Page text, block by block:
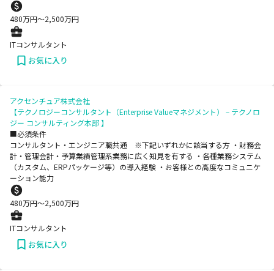
480万円〜2,500万円
ITコンサルタント
お気に入り
アクセンチュア株式会社
【テクノロジーコンサルタント（Enterprise Valueマネジメント） – テクノロ
ジー コンサルティング本部 】
■必須条件
コンサルタント・エンジニア職共通 ※下記いずれかに該当する方 ・財務会
計・管理会計・予算業績管理系業務に広く知見を有する ・各種業務システム
（カスタム、ERPパッケージ等）の導入経験 ・お客様との高度なコミュニケ
ーション能力
480万円〜2,500万円
ITコンサルタント
お気に入り